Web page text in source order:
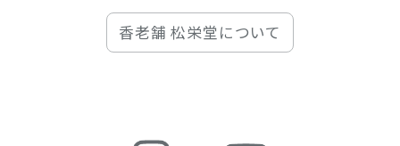
香老舗 松栄堂について